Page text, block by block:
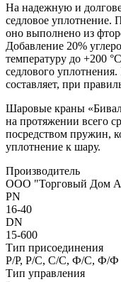
На надежную и
седловое уплотнение.
оно выполнено из
Добавление 20%
температуру до +200
седлового
составляет, при
Шаровые краны
на протяжении всего
посредством пружин,
уплотнение к шару.
Производитель
ООО "Торговый Дом
PN
16-40
DN
15-600
Тип присоединения
Р/Р, Р/С, С/С, Ф/С, Ф/Ф
Тип управления